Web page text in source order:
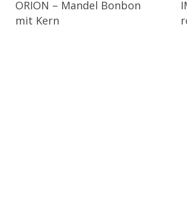
ORION – Mandel Bonbon
mit Kern